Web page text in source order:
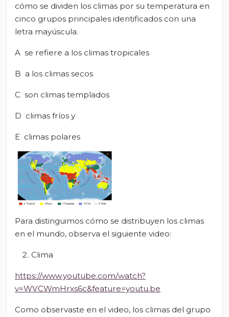
cómo se dividen los climas por su temperatura en
cinco grupos principales identificados con una
letra mayúscula.
A se refiere a los climas tropicales
B a los climas secos
C son climas templados
D climas fríos y
E climas polares
Para distinguimos cómo se distribuyen los climas
en el mundo, observa el siguiente video:
Clima
https://www.youtube.com/watch?
v=WVCWmHrxs6c&feature=youtu.be
Como observaste en el video, los climas del grupo